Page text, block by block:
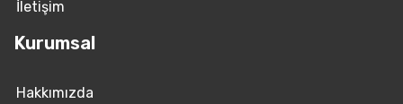
İletişim
Kurumsal
Hakkımızda